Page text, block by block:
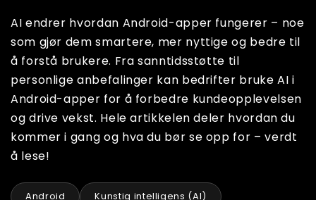
AI endrer hvordan Android-apper fungerer – noe
som gjør dem smartere, mer nyttige og bedre til
å forstå brukere. Fra sanntidsstøtte til
personlige anbefalinger kan bedrifter bruke AI i
Android-apper for å forbedre kundeopplevelsen
og drive vekst. Hele artikkelen deler hvordan du
kommer i gang og hva du bør se opp for – verdt
å lese!
Android Kunstig intelligens (AI)